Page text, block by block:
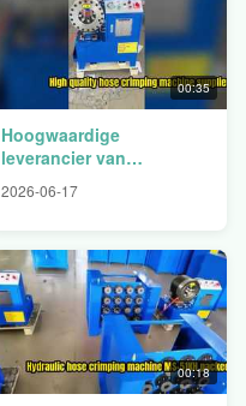
00:35
Hoogwaardige
leverancier van
slangkrimpmachines
2026-06-17
00:18